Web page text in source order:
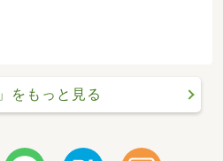
」をもっと見る